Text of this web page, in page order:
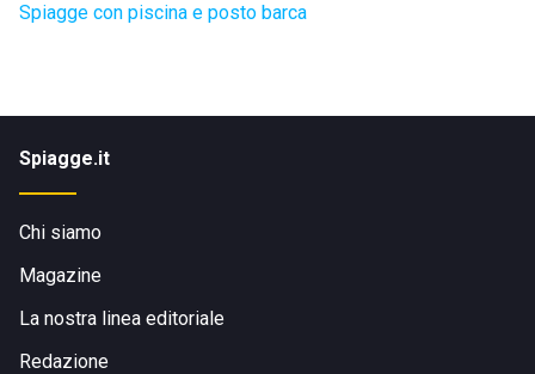
Spiagge con piscina e posto barca
Spiagge.it
Chi siamo
Magazine
La nostra linea editoriale
Redazione